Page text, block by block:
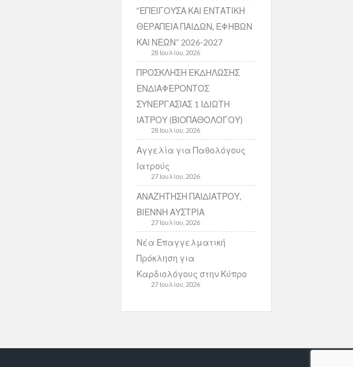
“ΕΠΕΙΓΟΥΣΑ ΚΑΙ ΕΝΤΑΤΙΚΗ
ΘΕΡΑΠΕΙΑ ΠΑΙΔΩΝ, ΕΦΗΒΩΝ
ΚΑΙ ΝΕΩΝ” 2026-2027
28 Ιουλίου, 2026
ΠΡΟΣΚΛΗΣΗ ΕΚΔΗΛΩΣΗΣ
ΕΝΔΙΑΦΕΡΟΝΤΟΣ
ΣΥΝΕΡΓΑΣΙΑΣ 1 ΙΔΙΩΤΗ
ΙΑΤΡΟΥ (ΒΙΟΠΑΘΟΛΟΓΟΥ)
28 Ιουλίου, 2026
Αγγελία για Παθολόγους
Ιατρούς
27 Ιουλίου, 2026
ΑΝΑΖΗΤΗΣΗ ΠΑΙΔΙΑΤΡΟΥ,
ΒΙΕΝΝΗ ΑΥΣΤΡΙΑ
27 Ιουλίου, 2026
Νέα Επαγγελματική
Πρόκληση για
Καρδιολόγους στην Κύπρο
27 Ιουλίου, 2026